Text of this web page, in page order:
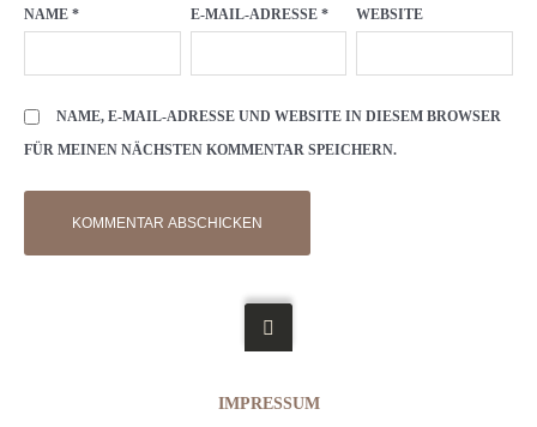
NAME * E-MAIL-ADRESSE * WEBSITE
NAME, E-MAIL-ADRESSE UND WEBSITE IN DIESEM BROWSER
FÜR MEINEN NÄCHSTEN KOMMENTAR SPEICHERN.
IMPRESSUM